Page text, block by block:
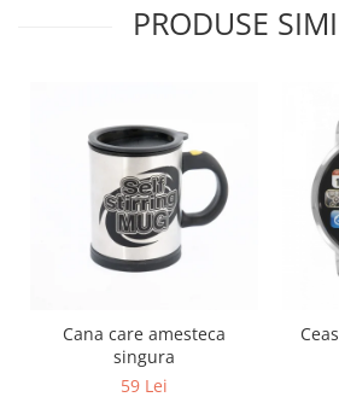
PRODUSE
Cana care amesteca
singura
59 Lei